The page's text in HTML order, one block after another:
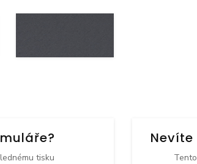
tisku
Nevíte